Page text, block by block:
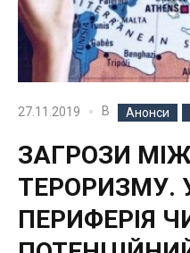
27.11.2019 В Анонси
ЗАГРОЗИ
ТЕРОРИЗМУ.
ПЕРИФЕРІЯ